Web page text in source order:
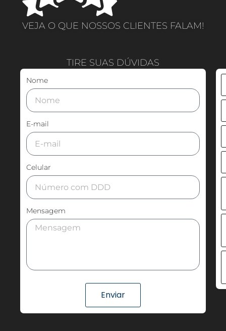
VEJA O QUE NOSSOS CLIENTES FALAM!
TIRE SUAS DÚVIDAS
Nome
E-mail
Celular
Mensagem
Enviar